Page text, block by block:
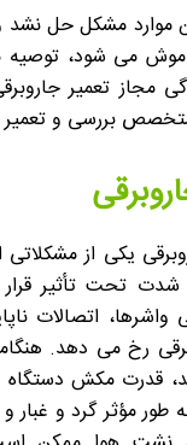
موارد مشکل حل
می شود، توصیه
مجاز تعمیر
بررسی و
یکی از
شدت تحت تأثیر
واشرها، اتصالات
رخ می دهد.
قدرت مکش
طور مؤثر گرد و غبار